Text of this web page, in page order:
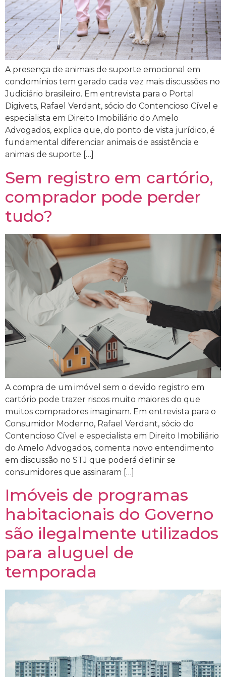
A presença de animais de suporte emocional em
condomínios tem gerado cada vez mais discussões no
Judiciário brasileiro. Em entrevista para o Portal
Digivets, Rafael Verdant, sócio do Contencioso Cível e
especialista em Direito Imobiliário do Amelo
Advogados, explica que, do ponto de vista jurídico, é
fundamental diferenciar animais de assistência e
animais de suporte […]
Sem registro em cartório,
comprador pode perder
tudo?
A compra de um imóvel sem o devido registro em
cartório pode trazer riscos muito maiores do que
muitos compradores imaginam. Em entrevista para o
Consumidor Moderno, Rafael Verdant, sócio do
Contencioso Cível e especialista em Direito Imobiliário
do Amelo Advogados, comenta novo entendimento
em discussão no STJ que poderá definir se
consumidores que assinaram […]
Imóveis de programas
habitacionais do Governo
são ilegalmente utilizados
para aluguel de
temporada